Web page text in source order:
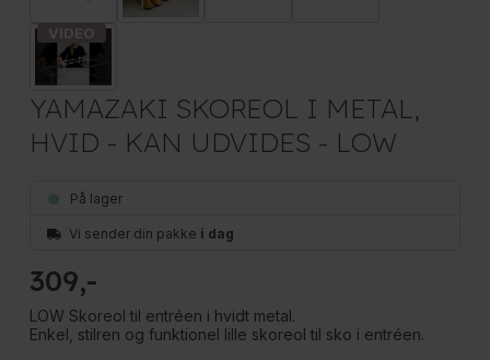
YAMAZAKI SKOREOL I METAL,
HVID - KAN UDVIDES - LOW
På lager
Vi sender din pakke i dag
309
LOW Skoreol til entréen i hvidt metal.
Enkel, stilren og funktionel lille skoreol til sko i entréen.